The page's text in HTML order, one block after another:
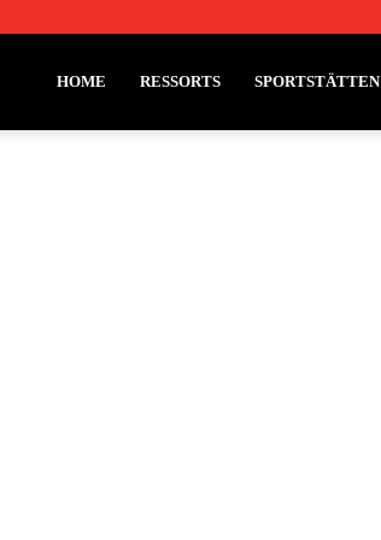
HOME RESSORTS SPORTSTÄTTEN